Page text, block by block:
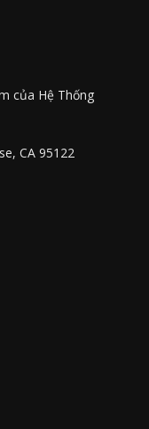
của Hệ Thống
CA 95122